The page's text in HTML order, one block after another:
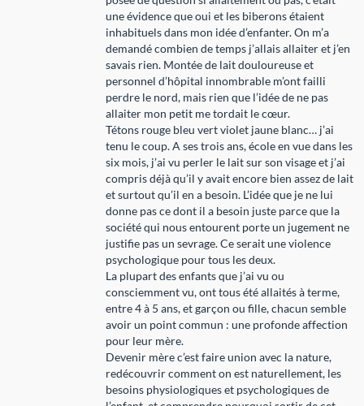
une évidence que oui et les biberons étaient
inhabituels dans mon idée d’enfanter. On m’a
demandé combien de temps j’allais allaiter et j’en
savais rien. Montée de lait douloureuse et
personnel d’hôpital innombrable m’ont failli
perdre le nord, mais rien que l’idée de ne pas
allaiter mon petit me tordait le cœur.
Tétons rouge bleu vert violet jaune blanc… j’ai
tenu le coup. A ses trois ans, école en vue dans les
six mois, j’ai vu perler le lait sur son visage et j’ai
compris déjà qu’il y avait encore bien assez de lait
et surtout qu’il en a besoin. L’idée que je ne lui
donne pas ce dont il a besoin juste parce que la
société qui nous entourent porte un jugement ne
justifie pas un sevrage. Ce serait une violence
psychologique pour tous les deux.
La plupart des enfants que j’ai vu ou
consciemment vu, ont tous été allaités à terme,
entre 4 à 5 ans, et garçon ou fille, chacun semble
avoir un point commun : une profonde affection
pour leur mère.
Devenir mère c’est faire union avec la nature,
redécouvrir comment on est naturellement, les
besoins physiologiques et psychologiques de